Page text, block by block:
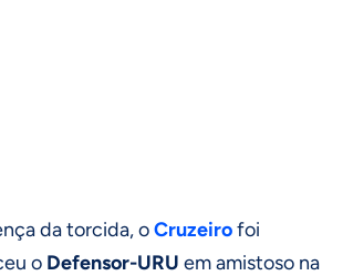
da torcida, oCruzeirofoi
o Defensor-URU em amistoso na